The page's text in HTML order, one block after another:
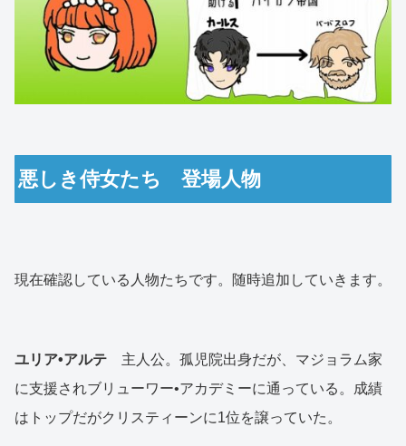
悪しき侍女たち 登場人物
現在確認している人物たちです。随時追加していきます。
ユリア•アルテ 主人公。孤児院出身だが、マジョラム家
に支援されブリューワー•アカデミーに通っている。成績
はトップだがクリスティーンに1位を譲っていた。